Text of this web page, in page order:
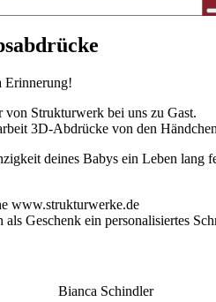
Erinnerung!
Strukturwerk bei uns zu Gast.
3D-Abdrücke von den
deines Babys ein Leben lang
www.strukturwerke.de
Geschenk ein personalisiertes
Bianca Schindler